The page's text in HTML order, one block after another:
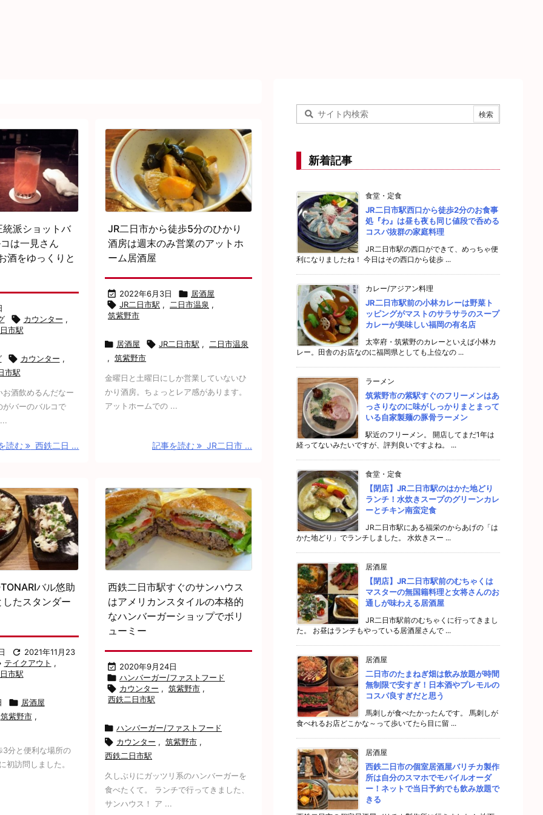
派ショットバ
は一見さん
酒をゆっくりと
 カウンター ,
市駅
 カウンター ,
市駅
酒飲めるんだなー
バーのバルコで
読む 西鉄二日 ...
JR二日市から徒歩5分のひかり
酒房は週末のみ営業のアットホ
ーム居酒屋
 2022年6月3日  居酒屋
 JR二日市駅 , 二日市温泉 ,
筑紫野市
 居酒屋  JR二日市駅 ,
二日市温泉
, 筑紫野市
金曜日と土曜日にしか営業していないひ
かり酒房。ちょっとレア感があります。
アットホームでの ...
記事を読む JR二日市 ...
バル悠助
たスタンダー
 2021年11月23
テイクアウト ,
市駅
 居酒屋
筑紫野市 ,
分と便利な場所の
初訪問しました。
西鉄二日市駅すぐのサンハウス
はアメリカンスタイルの本格的
なハンバーガーショップでボリ
ューミー
 2020年9月24日
 ハンバーガー/ファストフード
 カウンター , 筑紫野市 ,
西鉄二日市駅
 ハンバーガー/ファストフード
 カウンター , 筑紫野市 ,
西鉄二日市駅
久しぶりにガッツリ系のハンバーガーを
食べたくて。 ランチで行ってきました、
サンハウス！ ア ...
新着記事
食堂・定食
JR二日市駅西口から徒歩2分のお食事
処『わ』は昼も夜も同じ値段で呑める
コスパ抜群の家庭料理
JR二日市駅の西口ができて、めっちゃ便
利になりましたね！ 今日はその西口から徒歩 ...
カレー/アジアン料理
JR二日市駅前の小林カレーは野菜ト
ッピングがマストのサラサラのスープ
カレーが美味しい福岡の有名店
太宰府・筑紫野のカレーといえば小林カ
レー。田舎のお店なのに福岡県としても上位なの ...
ラーメン
筑紫野市の紫駅すぐのフリーメンはあ
っさりなのに味がしっかりまとまって
いる自家製麺の豚骨ラーメン
駅近のフリーメン。 開店してまだ1年は
経ってないみたいですが、評判良いですよね。 ...
食堂・定食
【閉店】JR二日市駅のはかた地どり
ランチ！水炊きスープのグリーンカレ
ーとチキン南蛮定食
JR二日市駅にある福栄のからあげの「は
かた地どり」でランチしました。 水炊きスー ...
居酒屋
【閉店】JR二日市駅前のむちゃくは
マスターの無国籍料理と女将さんのお
通しが味わえる居酒屋
JR二日市駅前のむちゃくに行ってきまし
た。 お昼はランチもやっている居酒屋さんで ...
居酒屋
二日市のたまねぎ畑は飲み放題が時間
無制限で安すぎ！日本酒やプレモルの
コスパ良すぎだと思う
馬刺しが食べたかったんです。 馬刺しが
食べれるお店どこかな～って歩いてたら目に留 ...
居酒屋
西鉄二日市の個室居酒屋バリチカ製作
所は自分のスマホでモバイルオーダ
ー！ネットで当日予約でも飲み放題で
きる